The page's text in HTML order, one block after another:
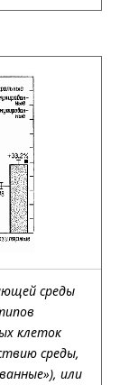
среды
клеток
среды,
или